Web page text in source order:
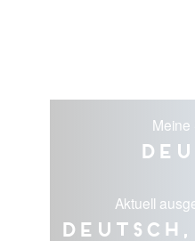
Meine
Aktuell